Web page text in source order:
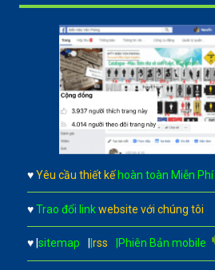
♥ Yêu cầu thiết kế hoàn toàn Miễn Phí
♥ Trao đổi link website với chúng tôi
♥ |sitemap |rss |Phiên Bản mobile